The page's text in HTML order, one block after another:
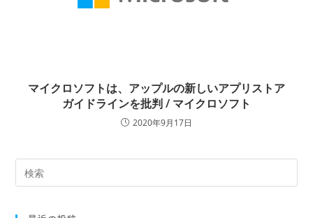
マイクロソフトは、アップルの新しいアプリストア
ガイドラインを批判 / マイクロソフト
2020年9月17日